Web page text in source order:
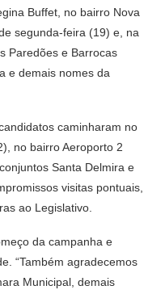
Buffet, no bairro Nova
segunda-feira (19) e, na
Paredões e Barrocas
e demais nomes da
caminharam no
no bairro Aeroporto 2
Santa Delmira e
visitas pontuais,
ao Legislativo.
da campanha e
“Também agradecemos
Municipal, demais